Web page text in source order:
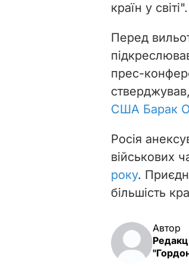
країн у світі".
Перед
прес-
США Барак
Росія
військових
року.
більшість
Автор